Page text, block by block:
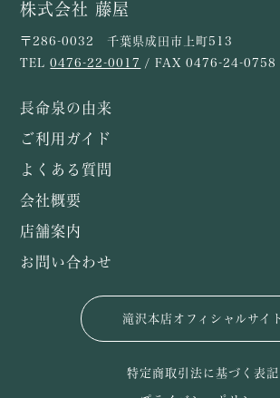
株式会社 藤屋
〒286-0032 千葉県成田市上町513
TEL0476-22-0017 / FAX 0476-24-0758
長命泉の由来
ご利用ガイド
よくある質問
会社概要
店舗案内
お問い合わせ
滝沢本店オフィシャルサイト
特定商取引法に基づく表記